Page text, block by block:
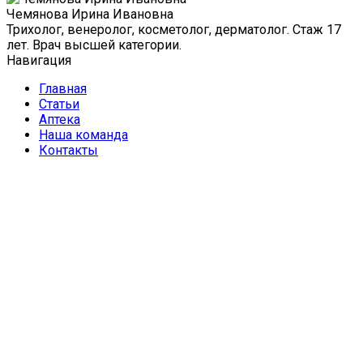
Чемянова Ирина Ивановна
Трихолог, венеролог, косметолог, дерматолог. Стаж 17
лет. Врач высшей категории.
Навигация
Главная
Статьи
Аптека
Наша команда
Контакты